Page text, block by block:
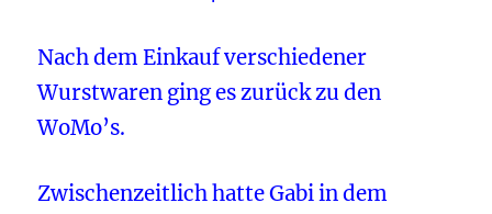
Nach dem Einkauf verschiedener
Wurstwaren ging es zurück zu den
WoMo’s.
Zwischenzeitlich hatte Gabi in dem